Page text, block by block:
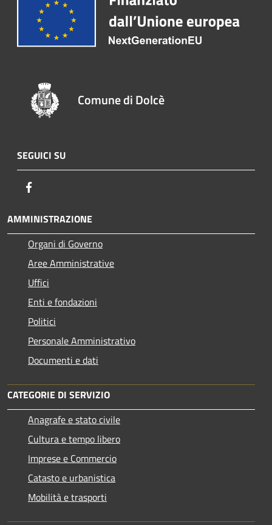
Comune di Dolcè
SEGUICI SU
AMMINISTRAZIONE
Organi di Governo
Aree Amministrative
Uffici
Enti e fondazioni
Politici
Personale Amministrativo
Documenti e dati
CATEGORIE DI SERVIZIO
Anagrafe e stato civile
Cultura e tempo libero
Imprese e Commercio
Catasto e urbanistica
Mobilità e trasporti